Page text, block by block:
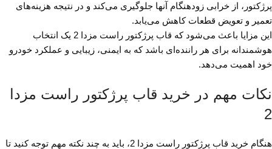
پرژکتور، از خرابی زودهنگام آنها جلوگیری می‌کند و در نتیجه هزینه‌های
تعمیر و تعویض قطعات کاهش می‌یابد.
این مزایا باعث می‌شود که قاب پرژکتور راست مزدا 2 یک انتخاب
هوشمندانه برای هر راننده‌ای باشد که به ایمنی، زیبایی و عملکرد خودرو
خود اهمیت می‌دهد.
نکات مهم در خرید قاب پرژکتور راست مزدا
2
هنگام خرید قاب پرژکتور راست مزدا 2، باید به چند نکته مهم توجه کنید تا